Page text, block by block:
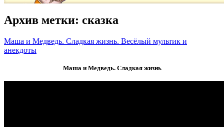
Архив метки: сказка
Маша и Медведь. Сладкая жизнь. Весёлый мультик и
анекдоты
Маша и Медведь. Сладкая жизнь